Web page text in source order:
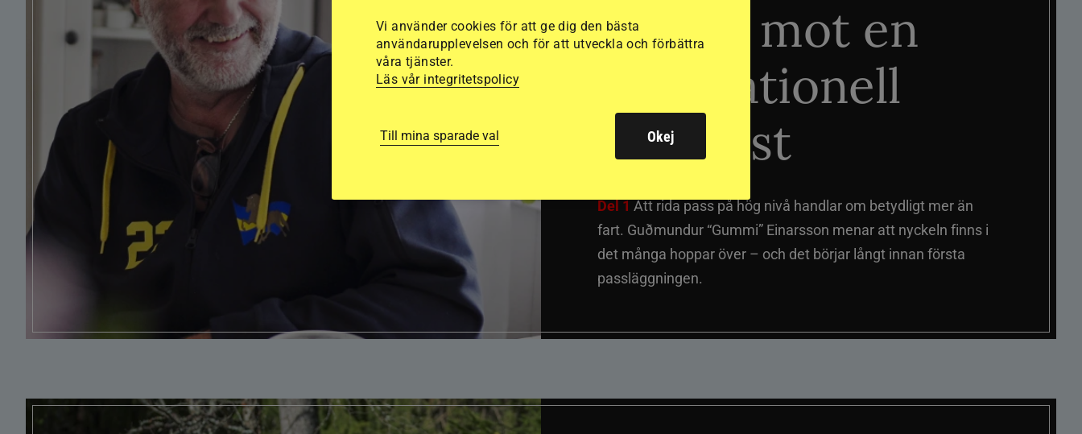
stegen mot en
internationell
passhäst
Del 1 Att rida pass på hög nivå handlar om betydligt mer än
fart. Guðmundur “Gummi” Einarsson menar att nyckeln finns i
det många hoppar över – och det börjar långt innan första
passläggningen.
Vi använder cookies för att ge dig den bästa
användarupplevelsen och för att utveckla och förbättra
våra tjänster.
Läs vår integritetspolicy
Till mina sparade val Okej